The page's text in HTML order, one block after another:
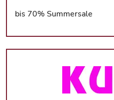
bis 70% Summersale